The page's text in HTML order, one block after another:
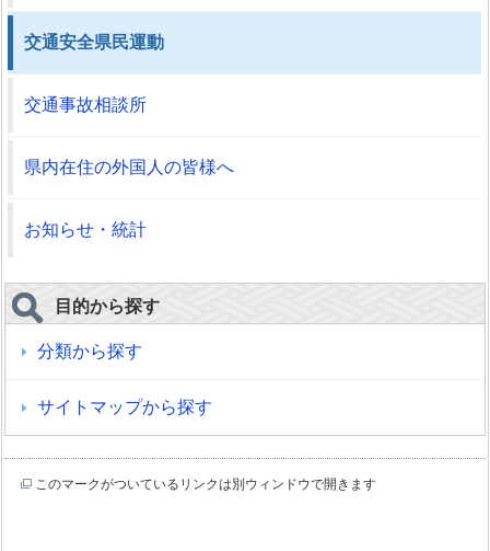
交通安全県民運動
交通事故相談所
県内在住の外国人の皆様へ
お知らせ・統計
目的から探す
分類から探す
サイトマップから探す
このマークがついているリンクは別ウィンドウで開きます